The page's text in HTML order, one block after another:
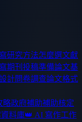
研究方法怎麼選文獻
期刊投稿準備論文基
計問卷調查論文格式
略政府補助補助核定
料庫👑 AI 寫作工作